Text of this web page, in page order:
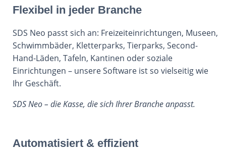
Flexibel in jeder Branche
SDS Neo passt sich an: Freizeiteinrichtungen, Museen,
Schwimmbäder, Kletterparks, Tierparks, Second-
Hand-Läden, Tafeln, Kantinen oder soziale
Einrichtungen – unsere Software ist so vielseitig wie
Ihr Geschäft.
SDS Neo – die Kasse, die sich Ihrer Branche anpasst.
Automatisiert & effizient